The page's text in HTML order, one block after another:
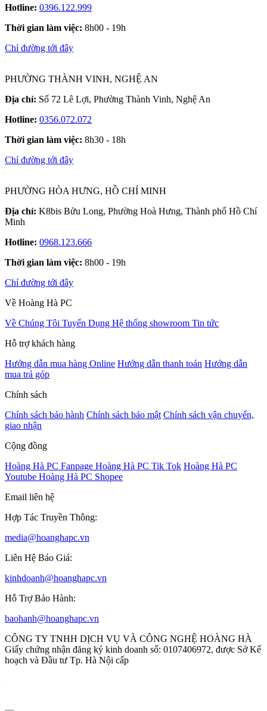
Hotline: 0396.122.999
Thời gian làm việc: 8h00 - 19h
Chỉ đường tới đây
PHƯỜNG THÀNH VINH, NGHỆ AN
Địa chỉ: Số 72 Lê Lợi, Phường Thành Vinh, Nghệ An
Hotline: 0356.072.072
Thời gian làm việc: 8h30 - 18h
Chỉ đường tới đây
PHƯỜNG HÒA HƯNG, HỒ CHÍ MINH
Địa chỉ: K8bis Bửu Long, Phường Hoà Hưng, Thành phố Hồ Chí
Minh
Hotline: 0968.123.666
Thời gian làm việc: 8h00 - 19h
Chỉ đường tới đây
Về Hoàng Hà PC
Về Chúng Tôi Tuyển Dụng Hệ thống showroom Tin tức
Hỗ trợ khách hàng
Hướng dẫn mua hàng Online Hướng dẫn thanh toán Hướng dẫn
mua trả góp
Chính sách
Chính sách bảo hành Chính sách bảo mật Chính sách vận chuyển,
giao nhận
Cộng đồng
Hoàng Hà PC Fanpage Hoàng Hà PC Tik Tok Hoàng Hà PC
Youtube Hoàng Hà PC Shopee
Email liên hệ
Hợp Tác Truyền Thông:
media@hoanghapc.vn
Liên Hệ Báo Giá:
kinhdoanh@hoanghapc.vn
Hỗ Trợ Bảo Hành:
baohanh@hoanghapc.vn
CÔNG TY TNHH DỊCH VỤ VÀ CÔNG NGHỆ HOÀNG HÀ
Giấy chứng nhận đăng ký kinh doanh số: 0107406972, được Sở Kế
hoạch và Đầu tư Tp. Hà Nội cấp